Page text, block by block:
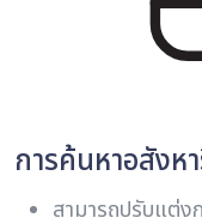
การค้นหาอสังห
สามารถปรับแต่ง